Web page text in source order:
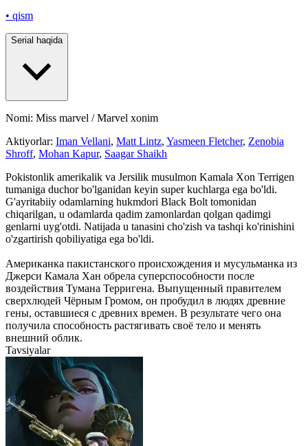
• qism
Serial haqida
Nomi: Miss marvel / Marvel xonim
Aktiyorlar: Iman Vellani, Matt Lintz, Yasmeen Fletcher, Zenobia
Shroff, Mohan Kapur, Saagar Shaikh
Pokistonlik amerikalik va Jersilik musulmon Kamala Xon Terrigen
tumaniga duchor bo'lganidan keyin super kuchlarga ega bo'ldi.
G'ayritabiiy odamlarning hukmdori Black Bolt tomonidan
chiqarilgan, u odamlarda qadim zamonlardan qolgan qadimgi
genlarni uyg'otdi. Natijada u tanasini cho'zish va tashqi ko'rinishini
o'zgartirish qobiliyatiga ega bo'ldi.
Американка пакистанского происхождения и мусульманка из
Джерси Камала Хан обрела суперспособности после
воздействия Тумана Терригена. Выпущенный правителем
сверхлюдей Чёрным Громом, он пробудил в людях древние
гены, оставшиеся с древних времен. В результате чего она
получила способность растягивать своё тело и менять
внешний облик.
Tavsiyalar